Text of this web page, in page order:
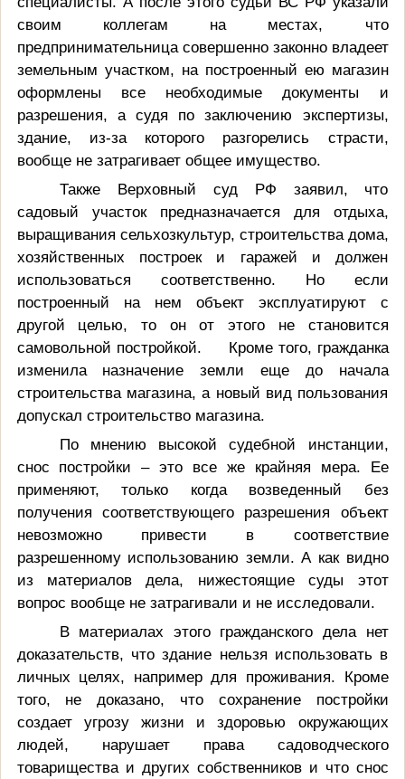
своим коллегам на местах, что
предпринимательница совершенно законно владеет
земельным участком, на построенный ею магазин
оформлены все необходимые документы и
разрешения, а судя по заключению экспертизы,
здание, из-за которого разгорелись страсти,
вообще не затрагивает общее имущество.
Также Верховный суд РФ заявил, что
садовый участок предназначается для отдыха,
выращивания сельхозкультур, строительства дома,
хозяйственных построек и гаражей и должен
использоваться соответственно. Но если
построенный на нем объект эксплуатируют с
другой целью, то он от этого не становится
самовольной постройкой. Кроме того, гражданка
изменила назначение земли еще до начала
строительства магазина, а новый вид пользования
допускал строительство магазина.
По мнению высокой судебной инстанции,
снос постройки – это все же крайняя мера. Ее
применяют, только когда возведенный без
получения соответствующего разрешения объект
невозможно привести в соответствие
разрешенному использованию земли. А как видно
из материалов дела, нижестоящие суды этот
вопрос вообще не затрагивали и не исследовали.
В материалах этого гражданского дела нет
доказательств, что здание нельзя использовать в
личных целях, например для проживания. Кроме
того, не доказано, что сохранение постройки
создает угрозу жизни и здоровью окружающих
людей, нарушает права садоводческого
товарищества и других собственников и что снос